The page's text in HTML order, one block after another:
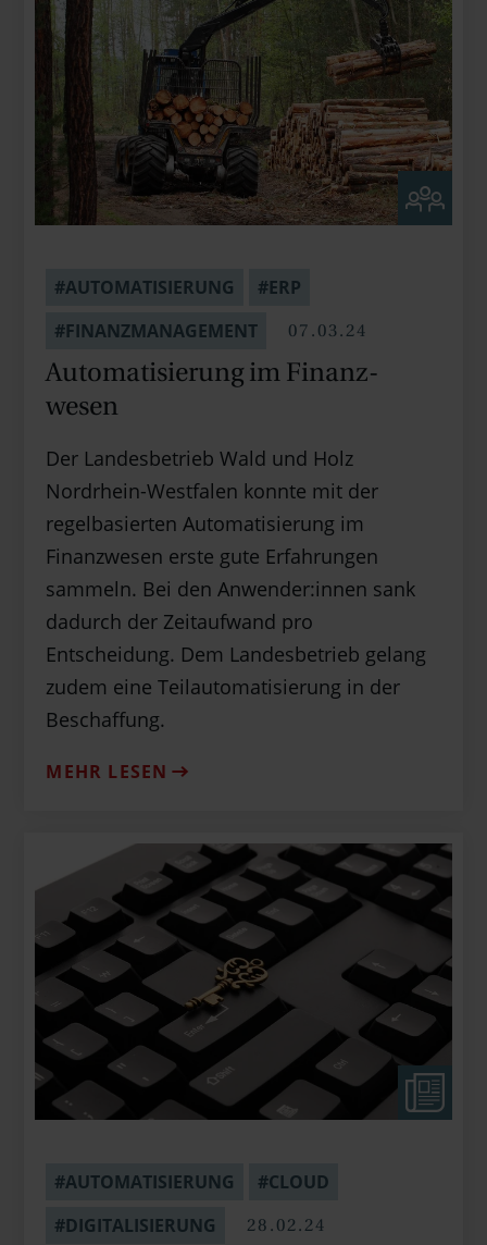
#AUTOMATISIERUNG
#ERP
#FINANZMANAGEMENT
07.03.24
Automati­sierung im Finanz­
wesen
Der Landesbetrieb Wald und Holz
Nordrhein-Westfalen konnte mit der
regelbasierten Automatisierung im
Finanzwesen erste gute Erfahrungen
sammeln. Bei den Anwender:innen sank
dadurch der Zeitaufwand pro
Entscheidung. Dem Landesbetrieb gelang
zudem eine Teilautomatisierung in der
Beschaffung.
MEHR LESEN
#AUTOMATISIERUNG
#CLOUD
#DIGITALISIERUNG
28.02.24